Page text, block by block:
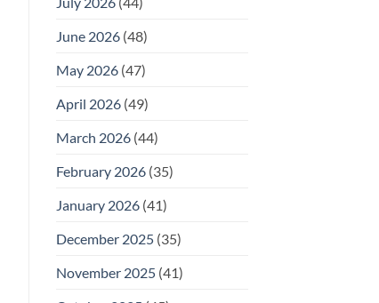
June 2026(48)
May 2026(47)
April 2026(49)
March 2026(44)
February 2026(35)
January 2026(41)
December 2025(35)
November 2025(41)